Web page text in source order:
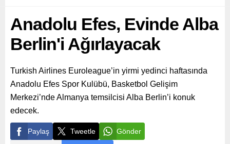
Anadolu Efes, Evinde Alba
Berlin'i Ağırlayacak
Turkish Airlines Euroleague’in yirmi yedinci haftasında
Anadolu Efes Spor Kulübü, Basketbol Gelişim
Merkezi’nde Almanya temsilcisi Alba Berlin’i konuk
edecek.
Paylaş Tweetle Gönder